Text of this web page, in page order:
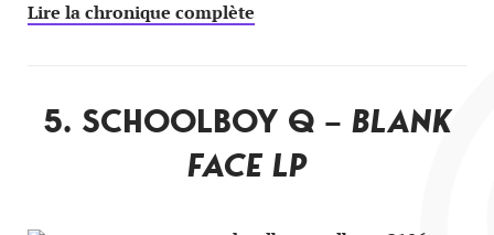
Lire la chronique complète
5. SCHOOLBOY Q – BLANK
FACE LP